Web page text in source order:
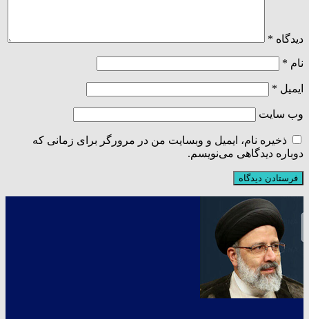
دیدگاه *
نام *
ایمیل *
وب‌ سایت
ذخیره نام، ایمیل و وبسایت من در مرورگر برای زمانی که
دوباره دیدگاهی می‌نویسم.